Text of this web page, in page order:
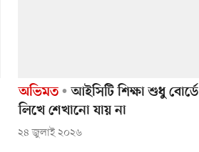
অভিমত
আইসিটি শিক্ষা শুধু বোর্ডে
লিখে শেখানো যায় না
২৪ জুলাই ২০২৬